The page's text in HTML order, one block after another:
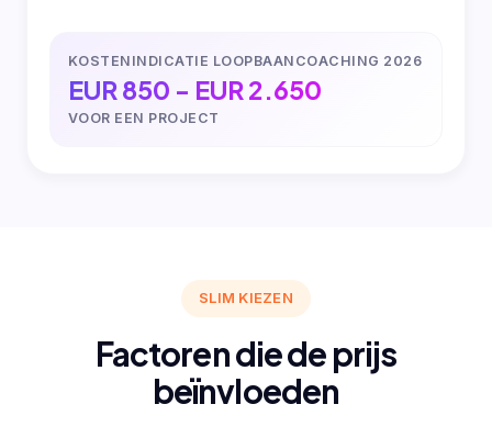
KOSTENINDICATIE LOOPBAANCOACHING 2026
EUR 850 - EUR 2.650
VOOR EEN PROJECT
SLIM KIEZEN
Factoren die de prijs
beïnvloeden